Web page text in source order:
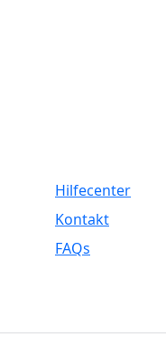
Hilfecenter
Kontakt
FAQs